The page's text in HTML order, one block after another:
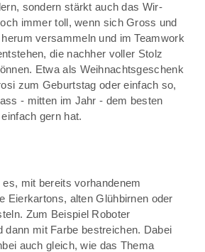
sondern stärkt auch das Wir-
immer toll, wenn sich Gross und
versammeln und im Teamwork
die nachher voller Stolz
Etwa als Weihnachtsgeschenk
zum Geburtstag oder einfach so,
- mitten im Jahr - dem besten
gern hat.
mit bereits vorhandenem
Eierkartons, alten Glühbirnen oder
Zum Beispiel Roboter
dann mit Farbe bestreichen. Dabei
auch gleich, wie das Thema